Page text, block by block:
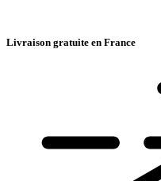
Livraison gratuite en France